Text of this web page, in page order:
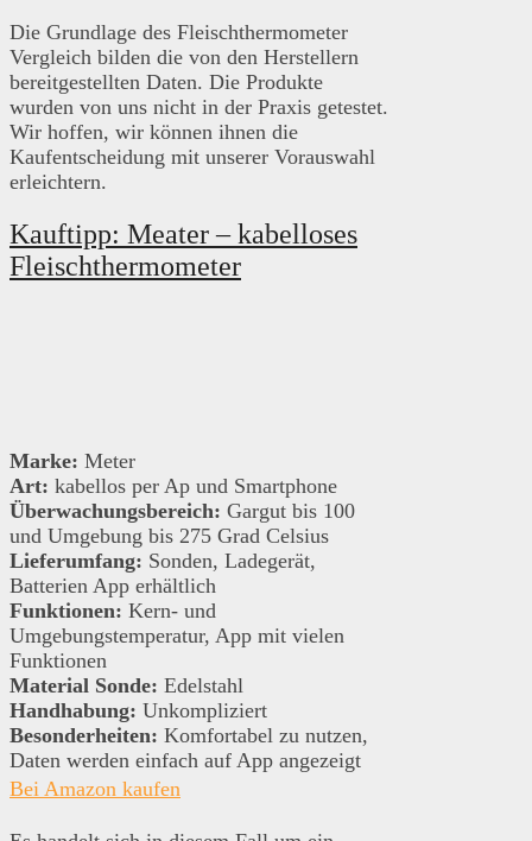
Die Grundlage des Fleischthermometer
Vergleich bilden die von den Herstellern
bereitgestellten Daten. Die Produkte
wurden von uns nicht in der Praxis getestet.
Wir hoffen, wir können ihnen die
Kaufentscheidung mit unserer Vorauswahl
erleichtern.
Kauftipp: Meater – kabelloses
Fleischthermometer
Marke: Meter
Art: kabellos per Ap und Smartphone
Überwachungsbereich: Gargut bis 100
und Umgebung bis 275 Grad Celsius
Lieferumfang: Sonden, Ladegerät,
Batterien App erhältlich
Funktionen: Kern- und
Umgebungstemperatur, App mit vielen
Funktionen
Material Sonde: Edelstahl
Handhabung: Unkompliziert
Besonderheiten: Komfortabel zu nutzen,
Daten werden einfach auf App angezeigt
Bei Amazon kaufen